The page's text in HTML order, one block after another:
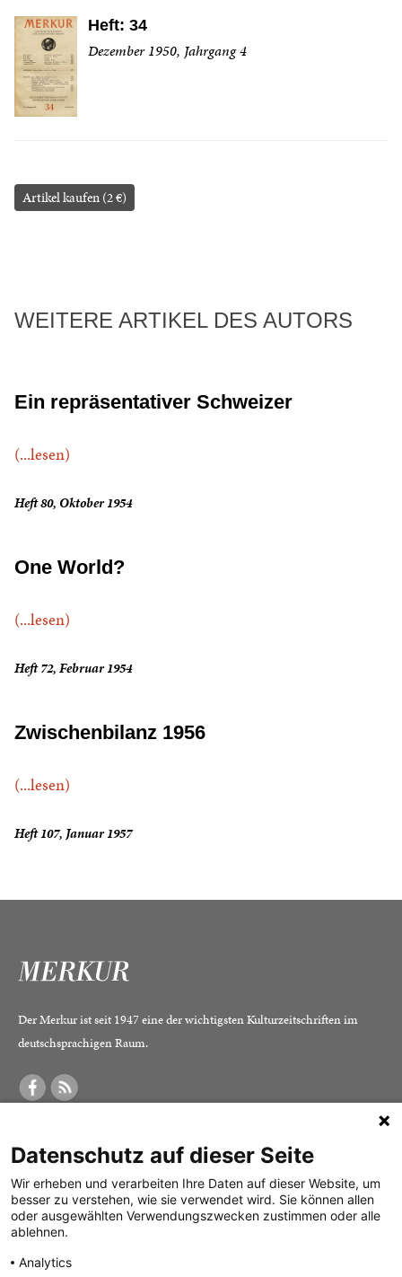
Heft: 34
Dezember 1950, Jahrgang 4
Artikel kaufen (2 €)
WEITERE ARTIKEL DES AUTORS
Ein repräsentativer Schweizer
(...lesen)
Heft 80, Oktober 1954
One World?
(...lesen)
Heft 72, Februar 1954
Zwischenbilanz 1956
(...lesen)
Heft 107, Januar 1957
Der Merkur ist seit 1947 eine der wichtigsten Kulturzeitschriften im
deutschsprachigen Raum.
Was ist der Merkur?
Herausgeber /
Redaktion
Verlag
Alle Abos im Überblick
Print-Abo
Digital-Abo
Impressum
Datenschutz
Mediadaten
Datenschutz auf dieser Seite
Wir erheben und verarbeiten Ihre Daten auf dieser Website, um
besser zu verstehen, wie sie verwendet wird. Sie können allen
oder ausgewählten Verwendungszwecken zustimmen oder alle
ablehnen.
Analytics